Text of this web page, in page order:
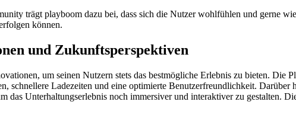
trägt playboom dazu bei, dass sich die Nutzer wohlfühlen und gerne
können.
und Zukunftsperspektiven
um seinen Nutzern stets das bestmögliche Erlebnis zu bieten.
schnellere Ladezeiten und eine optimierte Benutzerfreundlichkeit.
das Unterhaltungserlebnis noch immersiver und interaktiver zu